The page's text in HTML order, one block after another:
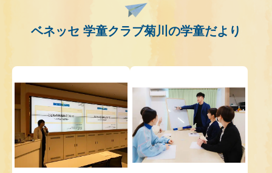
ベネッセ 学童クラブ菊川の学童だより